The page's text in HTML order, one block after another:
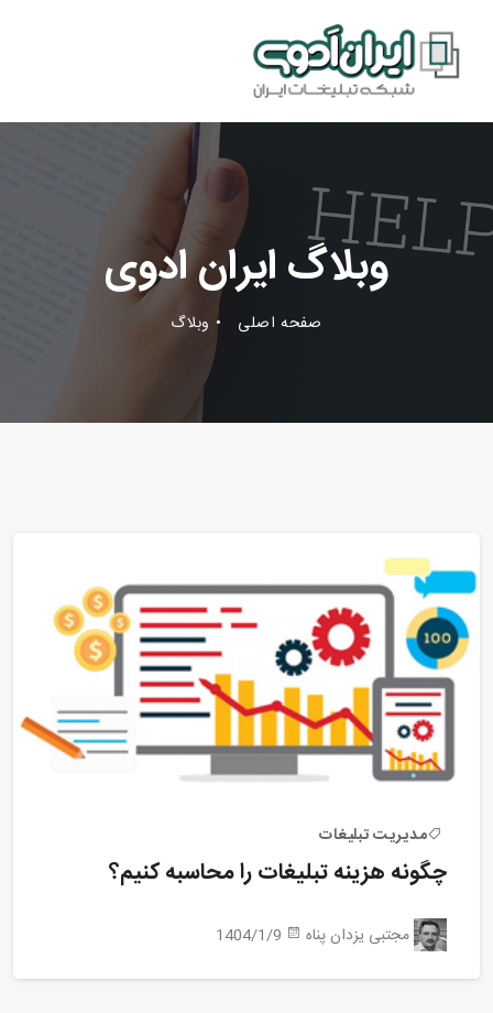
وبلاگ ایران ادوی
صفحه اصلی وبلاگ
مدیریت تبلیغات
چگونه هزینه تبلیغات را محاسبه کنیم؟
مجتبی یزدان پناه 1404/1/9